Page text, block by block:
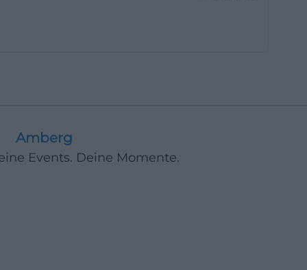
QR-Codes
regelmäßig
um vor Ort
der Standort
Amberg
Events. Deine Momente.